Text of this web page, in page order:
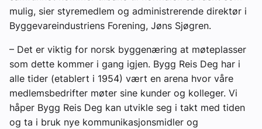
mulig, sier styremedlem og administrerende direktør i
Byggevareindustriens Forening, Jøns Sjøgren.
– Det er viktig for norsk byggenæring at møteplasser
som dette kommer i gang igjen. Bygg Reis Deg har i
alle tider (etablert i 1954) vært en arena hvor våre
medlemsbedrifter møter sine kunder og kolleger. Vi
håper Bygg Reis Deg kan utvikle seg i takt med tiden
og ta i bruk nye kommunikasjonsmidler og